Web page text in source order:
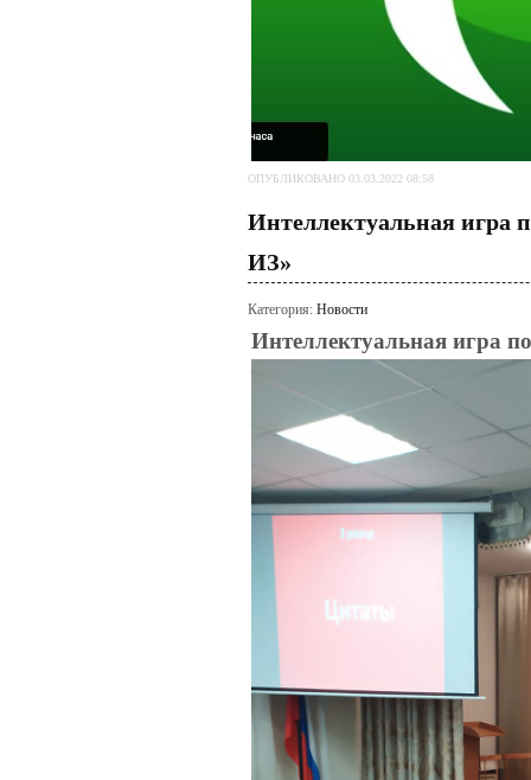
ОПУБЛИКОВАНО 03.03.2022 08:58
Интеллектуальная игра
ИЗ»
Категория: Новости
Интеллектуальная игра